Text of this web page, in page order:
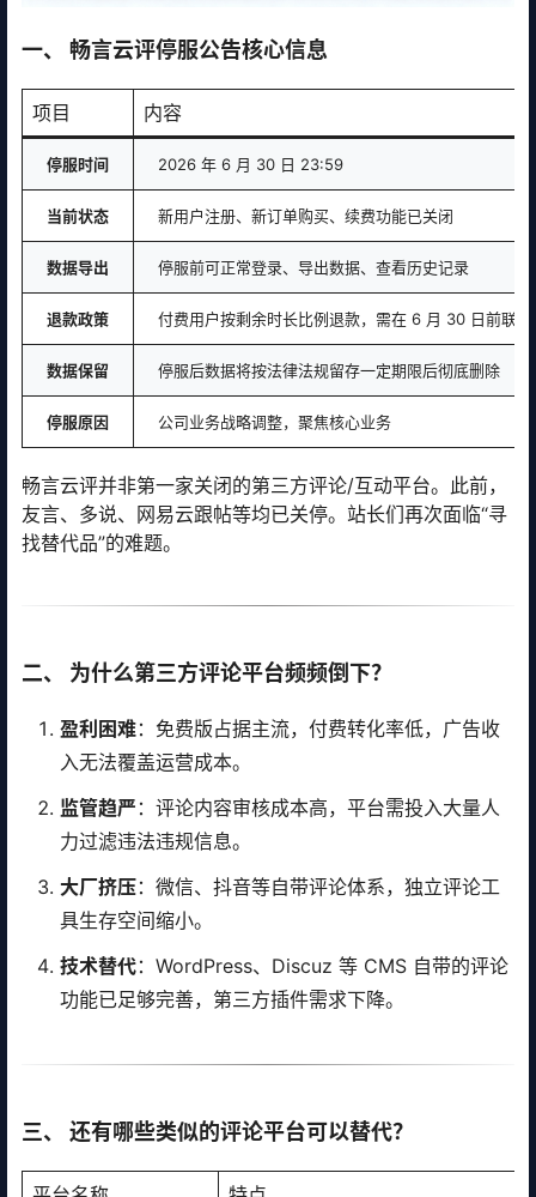
一、 畅言云评停服公告核心信息
项目 内容
停服时间 2026 年 6 月 30 日 23:59
当前状态 新用户注册、新订单购买、续费功能已关闭
数据导出 停服前可正常登录、导出数据、查看历史记录
退款政策 付费用户按剩余时长比例退款，需在 6 月 30 日前联系
数据保留 停服后数据将按法律法规留存一定期限后彻底删除
停服原因 公司业务战略调整，聚焦核心业务
畅言云评并非第一家关闭的第三方评论/互动平台。此前，
友言、多说、网易云跟帖等均已关停。站长们再次面临“寻
找替代品”的难题。
二、 为什么第三方评论平台频频倒下？
盈利困难：免费版占据主流，付费转化率低，广告收
入无法覆盖运营成本。
监管趋严 ：评论内容审核成本高，平台需投入大量人
力过滤违法违规信息。
大厂挤压：微信、抖音等自带评论体系，独立评论工
具生存空间缩小。
技术替代：WordPress、Discuz 等 CMS 自带的评论
功能已足够完善，第三方插件需求下降。
三、 还有哪些类似的评论平台可以替代？